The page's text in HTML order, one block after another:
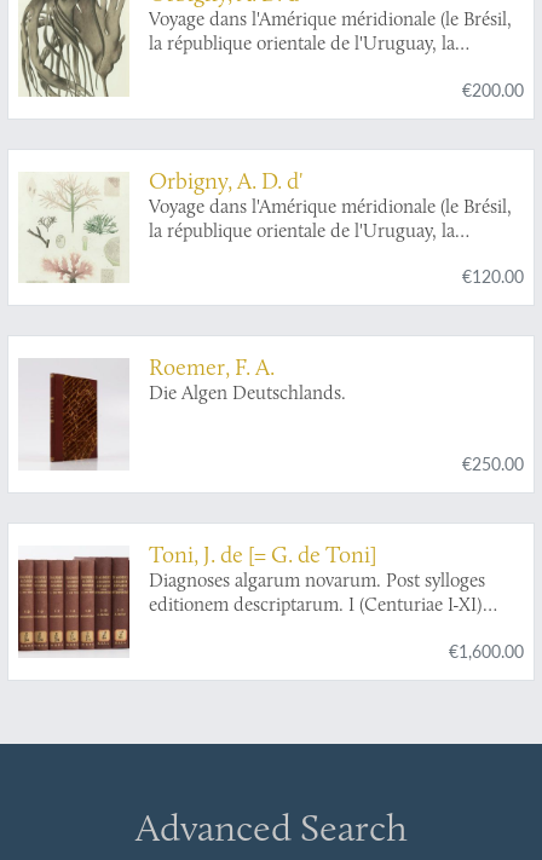
Voyage dans l'Amérique méridionale (le Brésil,
la république orientale de l'Uruguay, la
république du Chili, la république de Bolivia, la
république du Perou). Exécuté dans le cours
€200.00
Orbigny, A. D. d'
Voyage dans l'Amérique méridionale (le Brésil,
la république orientale de l'Uruguay, la
république du Chili, la république de Bolivia, la
république du Perou). Exécuté dans le cours
€120.00
Roemer, F. A.
Die Algen Deutschlands.
€250.00
Toni, J. de [= G. de Toni]
Diagnoses algarum novarum. Post sylloges
editionem descriptarum. I (Centuriae I-XI)
€1,600.00
Advanced Search